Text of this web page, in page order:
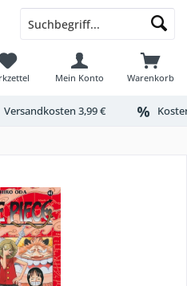
Warenkorb
Mein Konto
Versandkosten 3,99 €